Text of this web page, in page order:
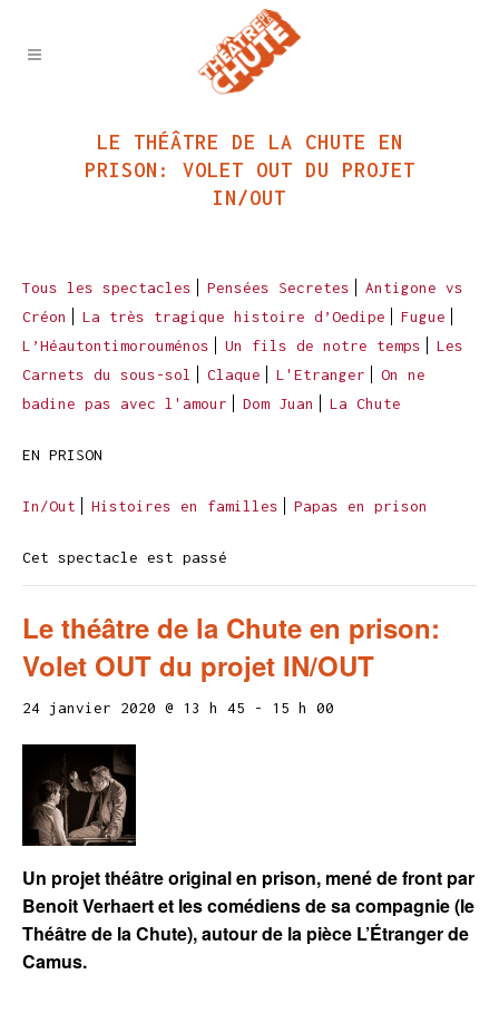
LE THÉÂTRE DE LA CHUTE EN
PRISON: VOLET OUT DU PROJET
IN/OUT
Tous les spectacles Pensées Secretes
Antigone vs
Créon
La très tragique histoire d’Oedipe
Fugue
L’Héautontimorouménos
Un fils de notre temps
Les
Carnets du sous-sol
Claque L'Etranger
On ne
badine pas avec l'amour
Dom Juan La Chute
EN PRISON
In/Out Histoires en familles Papas en prison
Cet spectacle est passé
Le théâtre de la Chute en prison:
Volet OUT du projet IN/OUT
24 janvier 2020 @ 13 h 45 - 15 h 00
Un projet théâtre original en prison, mené de front par
Benoit Verhaert et les comédiens de sa compagnie (le
Théâtre de la Chute), autour de la pièce L’Étranger de
Camus.